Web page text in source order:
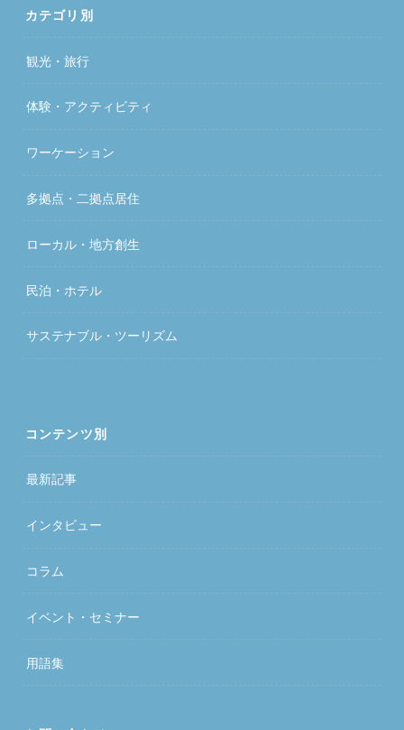
カテゴリ別
観光・旅行
体験・アクティビティ
ワーケーション
多拠点・二拠点居住
ローカル・地方創生
民泊・ホテル
サステナブル・ツーリズム
コンテンツ別
最新記事
インタビュー
コラム
イベント・セミナー
用語集